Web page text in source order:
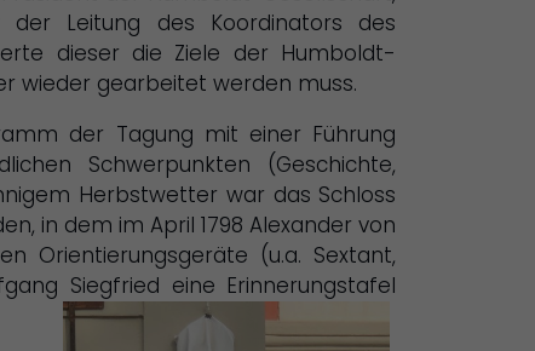
Leitung des Koordinators des
dieser die Ziele der Humboldt-
wieder gearbeitet werden muss.
der Tagung mit einer Führung
Schwerpunkten (Geschichte,
Herbstwetter war das Schloss
in dem im April 1798 Alexander von
Orientierungsgeräte (u.a. Sextant,
Siegfried eine Erinnerungstafel